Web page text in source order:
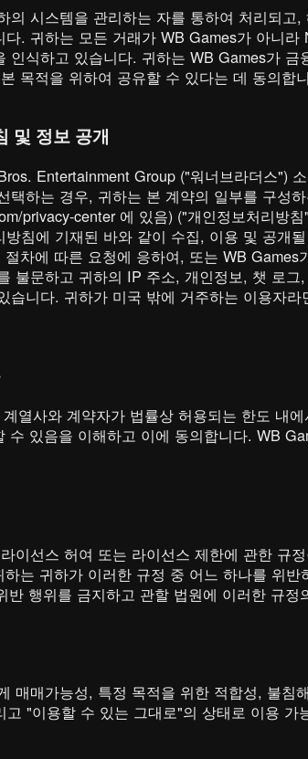
의 시스템을 관리하는 자를 통하여 처리되
다. 귀하는 모든 거래가 WB Games가 아니
인식하고 있습니다. 귀하는 WB Games가
목적을 위하여 공유할 수 있다는 데 동의합
및 정보 공개
Entertainment Group ("워너브라더스")
택하는 경우, 귀하는 본 계약의 일부를 구성
privacy-center 에 있음) ("개인정보처리방
방침에 기재된 바와 같이 수집, 이용 및 공개
차에 따른 요청에 응하여, 또는 WB
불문하고 귀하의 IP 주소, 개인정보, 챗 로
습니다. 귀하가 미국 밖에 거주하는 이용자
열사와 계약자가 법률상 허용되는 한도 내
수 있음을 이해하고 이에 동의합니다. WB
이선스 허여 또는 라이선스 제한에 관한 규
는 귀하가 이러한 규정 중 어느 하나를 위
반 행위를 금지하고 관할 법원에 이러한 규
매매가능성, 특정 목적을 위한 적합성, 불
"이용할 수 있는 그대로"의 상태로 이용 가